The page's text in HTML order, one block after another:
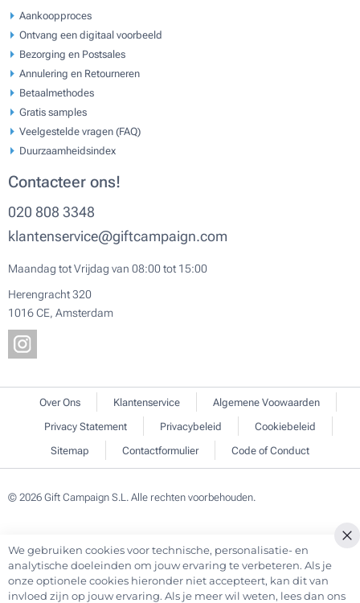
Aankoopproces
Ontvang een digitaal voorbeeld
Bezorging en Postsales
Annulering en Retourneren
Betaalmethodes
Gratis samples
Veelgestelde vragen (FAQ)
Duurzaamheidsindex
Contacteer ons!
020 808 3348
klantenservice@giftcampaign.com
Maandag tot Vrijdag van 08:00 tot 15:00
Herengracht 320
1016 CE, Amsterdam
Over Ons Klantenservice
Algemene Voowaarden
Privacy Statement
Privacybeleid
Cookiebeleid
Sitemap
Contactformulier Code of Conduct
© 2026 Gift Campaign S.L. Alle rechten voorbehouden.
We gebruiken cookies voor technische, personalisatie- en
analytische doeleinden om jouw ervaring te verbeteren. Als je
onze optionele cookies hieronder niet accepteert, kan dit van
invloed zijn op jouw ervaring. Als je meer wil weten, lees dan ons